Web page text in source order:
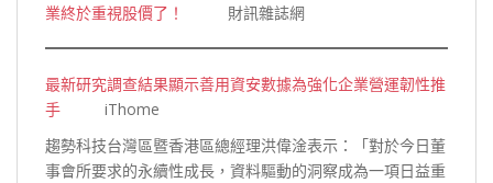
業終於重視股價了！
財訊雜誌網
最新研究調查結果顯示善用資安數據為強化企業營運韌性推
手 iThome
趨勢科技台灣區暨香港區總經理洪偉淦表示：「對於今日董
事會所要求的永續性成長，資料驅動的洞察成為一項日益重